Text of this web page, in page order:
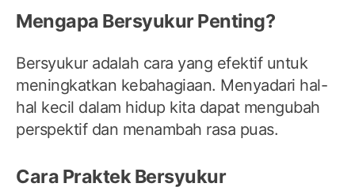
Mengapa Bersyukur Penting?
Bersyukur adalah cara yang efektif untuk
meningkatkan kebahagiaan. Menyadari hal-
hal kecil dalam hidup kita dapat mengubah
perspektif dan menambah rasa puas.
Cara Praktek Bersyukur